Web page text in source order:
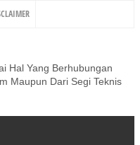
Hal Yang Berhubungan
Maupun Dari Segi Teknis